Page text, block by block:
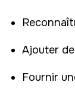
Ajouter
Fournir